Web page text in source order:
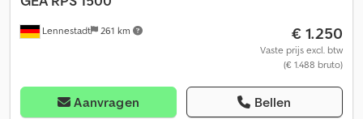
Lennestadt 261 km € 1.250
Vaste prijs excl. btw
(€ 1.488 bruto)
Aanvragen Bellen